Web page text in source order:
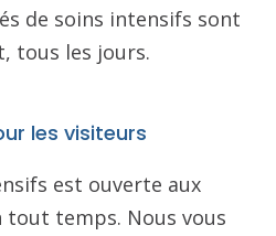
de soins intensifs sont
tous les jours.
les visiteurs
est ouverte aux
temps. Nous vous